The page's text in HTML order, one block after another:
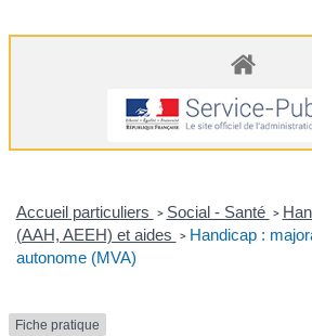
Accueil particuliers > Social - Santé >
(AAH, AEEH) et aides > Handicap :
autonome (MVA)
Fiche pratique